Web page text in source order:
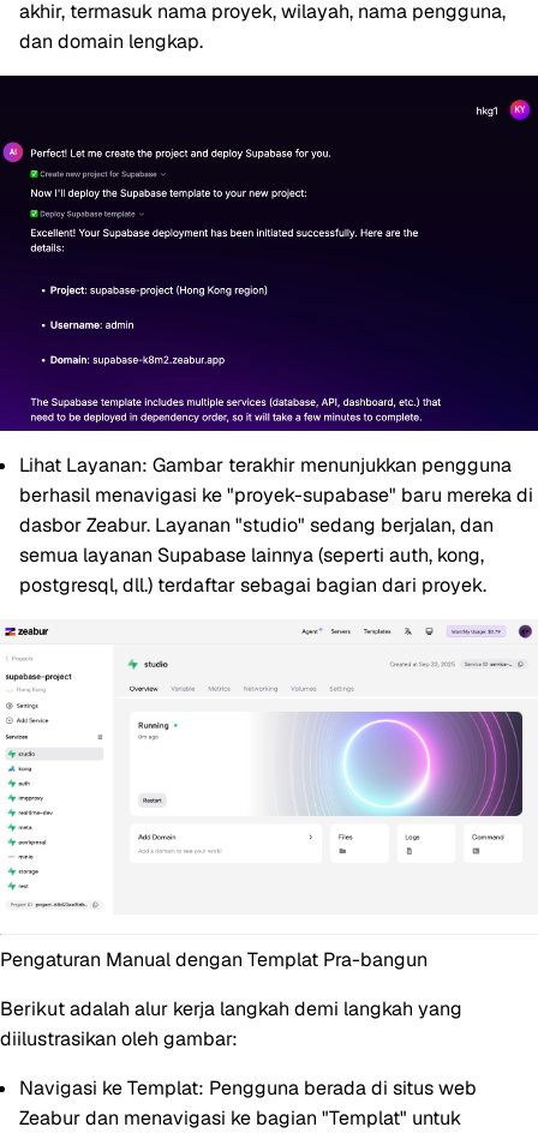
akhir, termasuk nama proyek, wilayah, nama pengguna,
dan domain lengkap.
Lihat Layanan: Gambar terakhir menunjukkan pengguna
berhasil menavigasi ke "proyek-supabase" baru mereka di
dasbor Zeabur. Layanan "studio" sedang berjalan, dan
semua layanan Supabase lainnya (seperti auth, kong,
postgresql, dll.) terdaftar sebagai bagian dari proyek.
Pengaturan Manual dengan Templat Pra-bangun
Berikut adalah alur kerja langkah demi langkah yang
diilustrasikan oleh gambar:
Navigasi ke Templat: Pengguna berada di situs web
Zeabur dan menavigasi ke bagian "Templat" untuk